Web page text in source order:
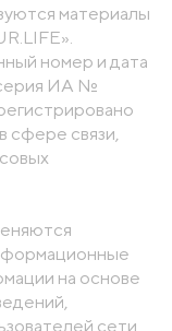
материалы
номер и дата
серия ИА №
сфере связи,
на основе
сети